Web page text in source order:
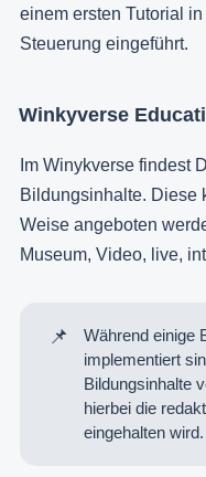
einem ersten Tutorial
Steuerung eingeführt.
Winkyverse
Im Winykverse findest
Bildungsinhalte. Diese
Weise angeboten
Museum, Video, live,
📌
Während einige
implementiert
Bildungsinhalte
hierbei die
eingehalten wird.